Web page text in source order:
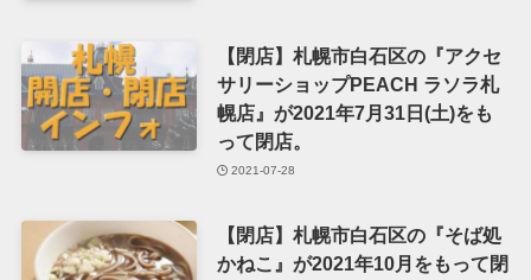
【閉店】札幌市白石区の『アクセ
サリーショップPEACH ラソラ札
幌店』が2021年7月31日(土)をも
って閉店。
2021-07-28
【閉店】札幌市白石区の『そば処
かねこ』が2021年10月をもって閉